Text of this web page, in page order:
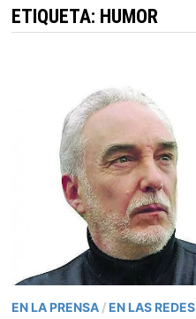
ETIQUETA: HUMOR
EN LA PRENSA / EN LAS REDES